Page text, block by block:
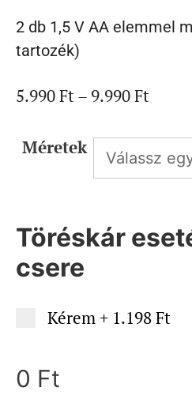
2 db 1,5 V AA elemmel
tartozék)
5.990Ft– 9.990Ft
Méretek
Töréskár
csere
Kérem+ 1.198 Ft
0 Ft